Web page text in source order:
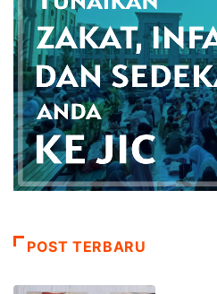
POST TERBARU